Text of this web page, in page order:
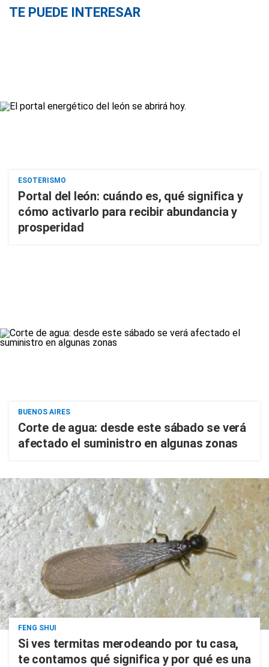
TE PUEDE INTERESAR
ESOTERISMO
Portal del león: cuándo es, qué significa y
cómo activarlo para recibir abundancia y
prosperidad
BUENOS AIRES
Corte de agua: desde este sábado se verá
afectado el suministro en algunas zonas
FENG SHUI
Si ves termitas merodeando por tu casa,
te contamos qué significa y por qué es una